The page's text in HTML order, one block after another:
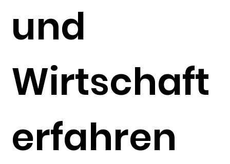
und
Wirtschaft
erfahren